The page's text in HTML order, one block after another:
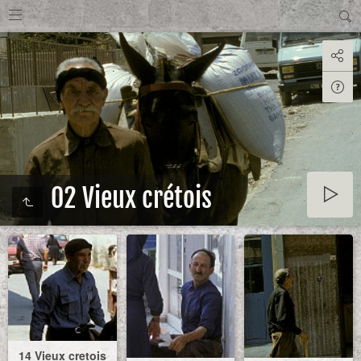
02 Vieux crétois
14 Vieux cretois